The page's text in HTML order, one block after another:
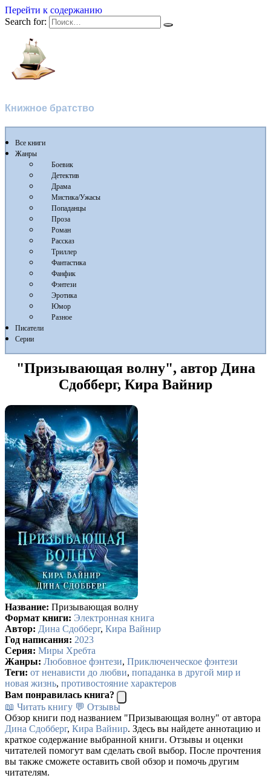
Перейти к содержанию
Search for:
Книжное братство
Все книги
Жанры
Боевик
Детектив
Драма
Мистика/Ужасы
Попаданцы
Проза
Роман
Рассказ
Триллер
Фантастика
Фанфик
Фэнтези
Эротика
Юмор
Разное
Писатели
Серии
"Призывающая волну", автор Дина
Сдобберг, Кира Вайнир
Название: Призывающая волну
Формат книги: Электронная книга
Автор: Дина Сдобберг, Кира Вайнир
Год написания: 2023
Серия: Миры Хребта
Жанры: Любовное фэнтези, Приключенческое фэнтези
Теги: от ненависти до любви, попаданка в другой мир и
новая жизнь, противостояние характеров
Вам понравилась книга?
📖 Читать книгу 💬 Отзывы
Обзор книги под названием "Призывающая волну" от автора
Дина Сдобберг, Кира Вайнир. Здесь вы найдете аннотацию и
краткое содержание выбранной книги. Отзывы и оценки
читателей помогут вам сделать свой выбор. После прочтения
вы также сможете оставить свой обзор и помочь другим
читателям.